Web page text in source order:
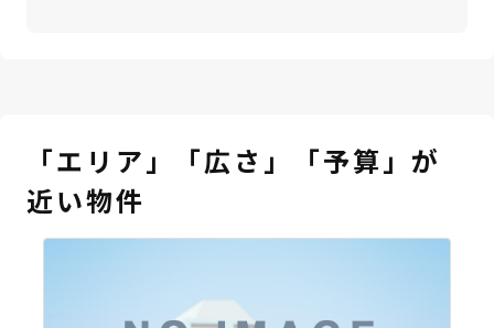
「エリア」「広さ」「予算」が
近い物件